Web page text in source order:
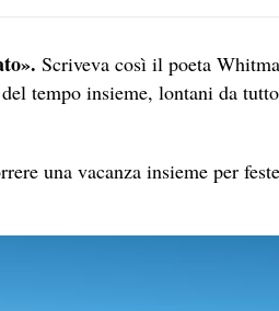
Scriveva così il poeta
tempo insieme, lontani da
una vacanza insieme per